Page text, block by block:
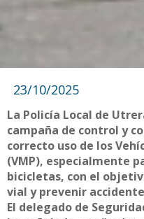
23/10/2025
La Policía Local de
campaña de control y
correcto uso de los
(VMP), especialmente
bicicletas, con el
vial y prevenir
El delegado de